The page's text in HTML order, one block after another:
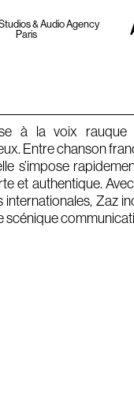
& Audio Agency
Paris
à la voix rauque
Entre chanson
s’impose
et authentique.
Zaz
scénique